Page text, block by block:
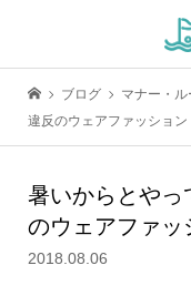
ブログ マナー・ル
違反のウェアファッション
暑いからとやっ
のウェアファッ
2018.08.06